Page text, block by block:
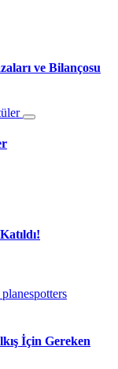
ve Bilançosu
İçin Gereken